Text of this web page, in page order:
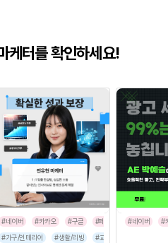
케터를 확인하세요!
#인스타그램
#부동산/건설 #뷰티/미용 #유통/쇼핑몰
#네이버 #카카오 #구글 #페이스북
#인스타그램
#가구/인테리어
#생활/리빙 #교육/취업
#네이버 #